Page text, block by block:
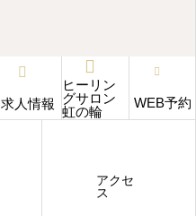
求人情報
ヒーリン
グサロン
虹の輪
WEB予約
アクセ
ス